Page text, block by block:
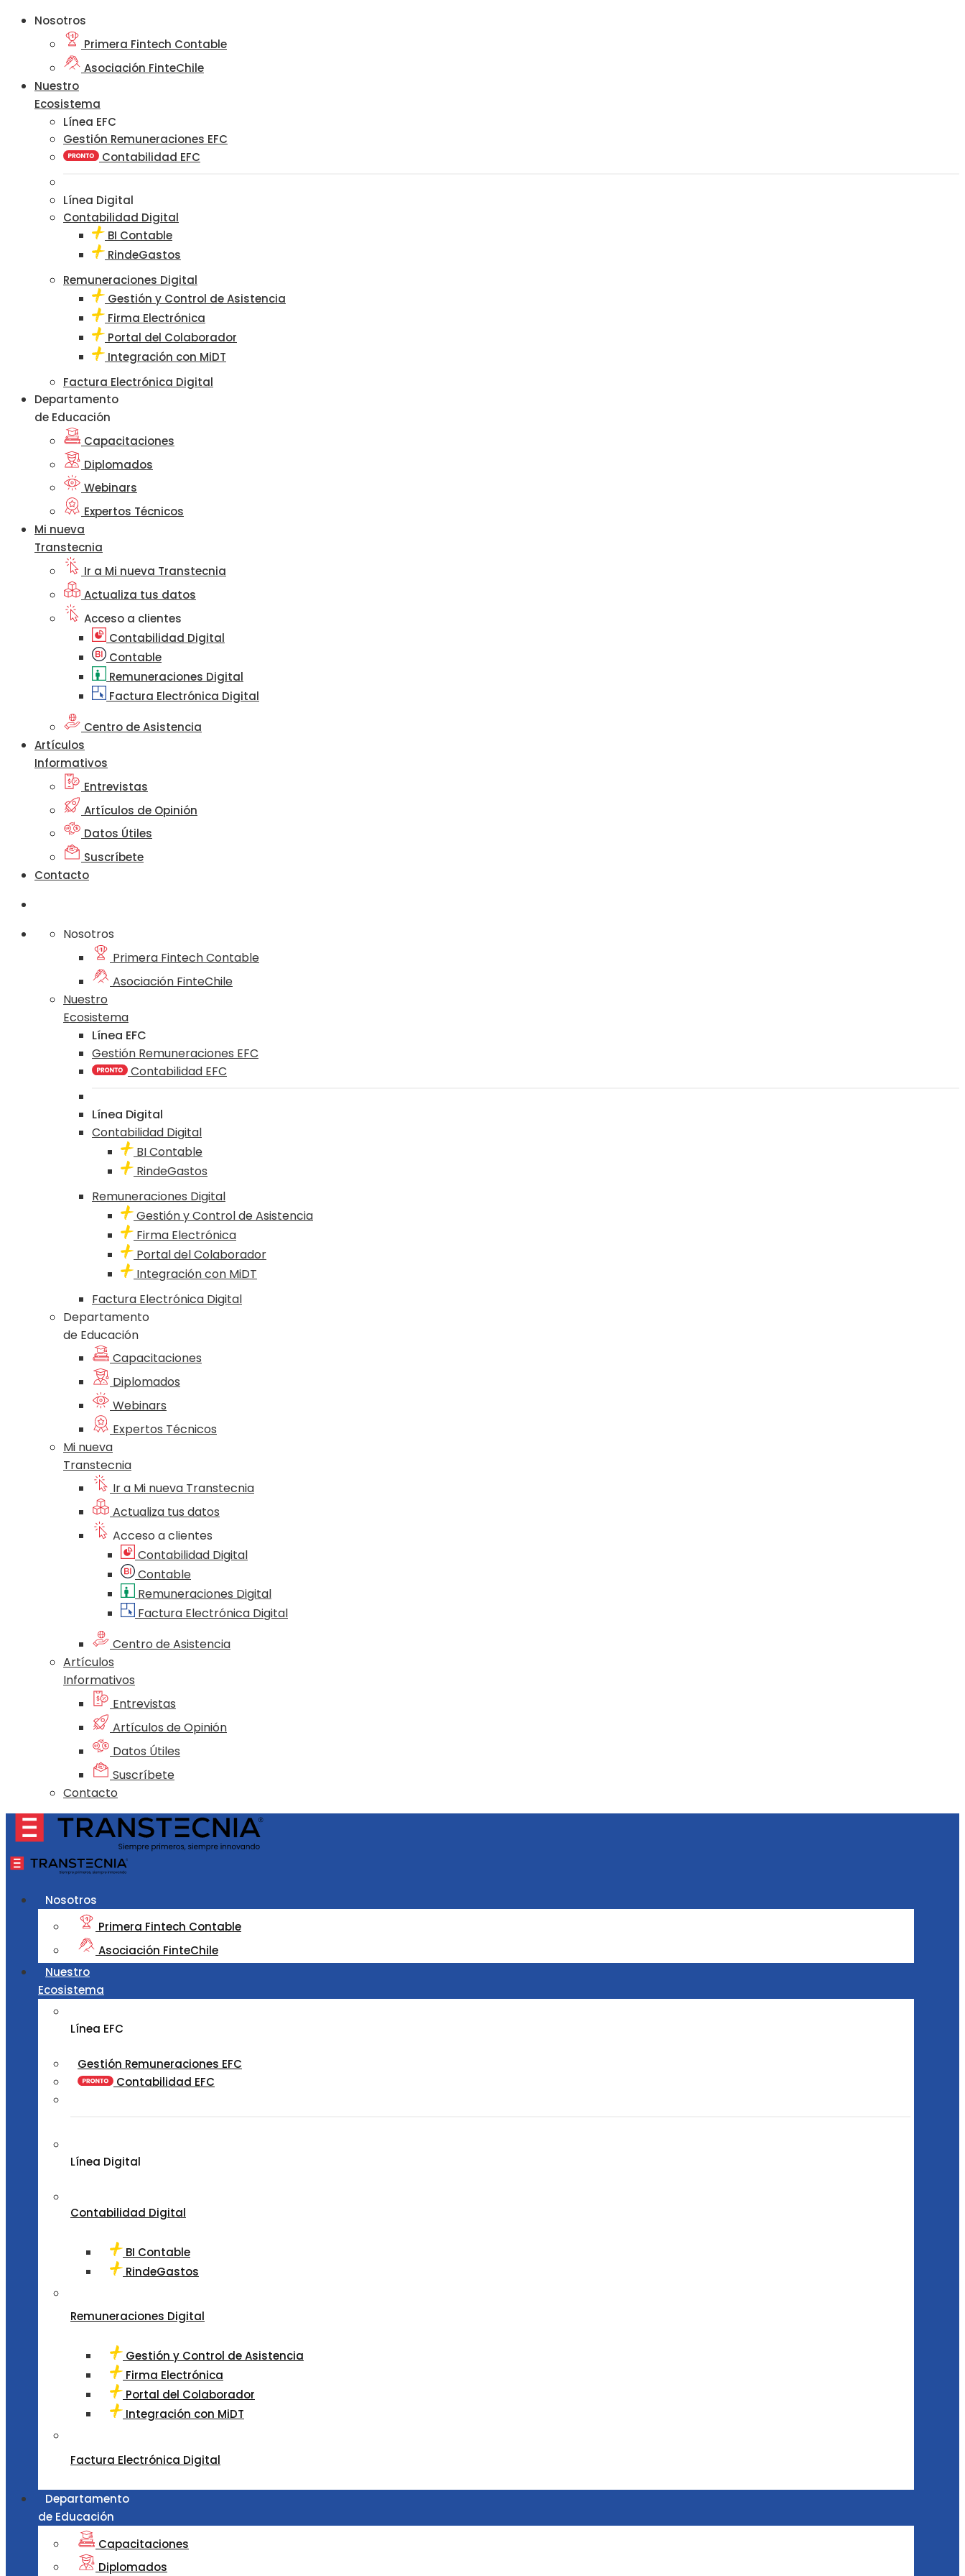
Nosotros
Primera Fintech Contable
Asociación FinteChile
Nuestro
Ecosistema
Línea EFC
Gestión Remuneraciones EFC
Contabilidad EFC
Línea Digital
Contabilidad Digital
BI Contable
RindeGastos
Remuneraciones Digital
Gestión y Control de Asistencia
Firma Electrónica
Portal del Colaborador
Integración con MiDT
Factura Electrónica Digital
Departamento
de Educación
Capacitaciones
Diplomados
Webinars
Expertos Técnicos
Mi nueva
Transtecnia
Ir a Mi nueva Transtecnia
Actualiza tus datos
Acceso a clientes
Contabilidad Digital
Contable
Remuneraciones Digital
Factura Electrónica Digital
Centro de Asistencia
Artículos
Informativos
Entrevistas
Artículos de Opinión
Datos Útiles
Suscríbete
Contacto
Nosotros
Primera Fintech Contable
Asociación FinteChile
Nuestro
Ecosistema
Línea EFC
Gestión Remuneraciones EFC
Contabilidad EFC
Línea Digital
Contabilidad Digital
BI Contable
RindeGastos
Remuneraciones Digital
Gestión y Control de Asistencia
Firma Electrónica
Portal del Colaborador
Integración con MiDT
Factura Electrónica Digital
Departamento
de Educación
Capacitaciones
Diplomados
Webinars
Expertos Técnicos
Mi nueva
Transtecnia
Ir a Mi nueva Transtecnia
Actualiza tus datos
Acceso a clientes
Contabilidad Digital
Contable
Remuneraciones Digital
Factura Electrónica Digital
Centro de Asistencia
Artículos
Informativos
Entrevistas
Artículos de Opinión
Datos Útiles
Suscríbete
Contacto
Nosotros
Primera Fintech Contable
Asociación FinteChile
Nuestro
Ecosistema
Línea EFC
Gestión Remuneraciones EFC
Contabilidad EFC
Línea Digital
Contabilidad Digital
BI Contable
RindeGastos
Remuneraciones Digital
Gestión y Control de Asistencia
Firma Electrónica
Portal del Colaborador
Integración con MiDT
Factura Electrónica Digital
Departamento
de Educación
Capacitaciones
Diplomados